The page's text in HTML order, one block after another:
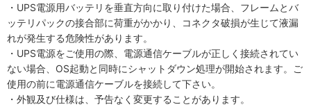
・UPS電源用バッテリを垂直方向に取り付けた場合、フレームとバ
ッテリパックの接合部に荷重がかかり、コネクタ破損が生じて液漏
れが発生する危険性があります。
・UPS電源をご使用の際、電源通信ケーブルが正しく接続されてい
ない場合、OS起動と同時にシャットダウン処理が開始されます。ご
使用の前に電源通信ケーブルを接続して下さい。
・外観及び仕様は、予告なく変更することがあります。